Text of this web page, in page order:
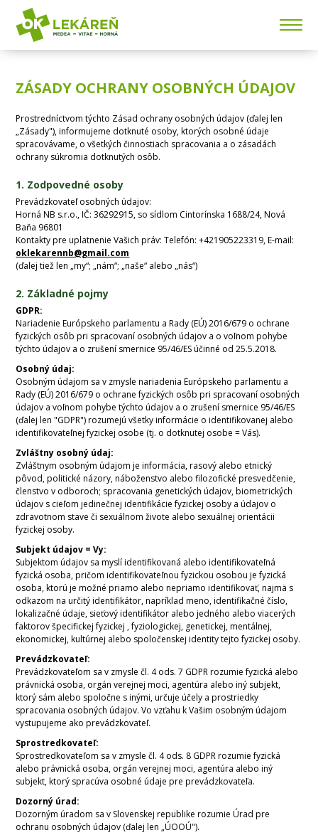
ZÁSADY OCHRANY OSOBNÝCH ÚDAJOV
Prostredníctvom týchto Zásad ochrany osobných údajov (ďalej len
„Zásady"), informujeme dotknuté osoby, ktorých osobné údaje
spracovávame, o všetkých činnostiach spracovania a o zásadách
ochrany súkromia dotknutých osôb.
1. Zodpovedné osoby
Prevádzkovateľ osobných údajov:
Horná NB s.r.o., IČ: 36292915, so sídlom Cintorínska 1688/24, Nová
Baňa 96801
Kontakty pre uplatnenie Vašich práv: Telefón: +421905223319, E-mail:
oklekarennb@gmail.com
(ďalej tiež len „my“; „nám“; „naše“ alebo „nás“)
2. Základné pojmy
GDPR:
Nariadenie Európskeho parlamentu a Rady (EÚ) 2016/679 o ochrane
fyzických osôb pri spracovaní osobných údajov a o voľnom pohybe
týchto údajov a o zrušení smernice 95/46/ES účinné od 25.5.2018.
Osobný údaj:
Osobným údajom sa v zmysle nariadenia Európskeho parlamentu a
Rady (EÚ) 2016/679 o ochrane fyzických osôb pri spracovaní osobných
údajov a voľnom pohybe týchto údajov a o zrušení smernice 95/46/ES
(ďalej len "GDPR") rozumejú všetky informácie o identifikovanej alebo
identifikovateľnej fyzickej osobe (tj. o dotknutej osobe = Vás).
Zvláštny osobný údaj:
Zvláštnym osobným údajom je informácia, rasový alebo etnický
pôvod, politické názory, náboženstvo alebo filozofické presvedčenie,
členstvo v odboroch; spracovania genetických údajov, biometrických
údajov s cieľom jedinečnej identifikácie fyzickej osoby a údajov o
zdravotnom stave či sexuálnom živote alebo sexuálnej orientácii
fyzickej osoby.
Subjekt údajov = Vy:
Subjektom údajov sa myslí identifikovaná alebo identifikovateľná
fyzická osoba, pričom identifikovateľnou fyzickou osobou je fyzická
osoba, ktorú je možné priamo alebo nepriamo identifikovať, najmä s
odkazom na určitý identifikátor, napríklad meno, identifikačné číslo,
lokalizačné údaje, sieťový identifikátor alebo jedného alebo viacerých
faktorov špecifickej fyzickej , fyziologickej, genetickej, mentálnej,
ekonomickej, kultúrnej alebo spoločenskej identity tejto fyzickej osoby.
Prevádzkovateľ:
Prevádzkovateľom sa v zmysle čl. 4 ods. 7 GDPR rozumie fyzická alebo
právnická osoba, orgán verejnej moci, agentúra alebo iný subjekt,
ktorý sám alebo spoločne s inými, určuje účely a prostriedky
spracovania osobných údajov. Vo vzťahu k Vašim osobným údajom
vystupujeme ako prevádzkovateľ.
Sprostredkovateľ:
Sprostredkovateľom sa v zmysle čl. 4 ods. 8 GDPR rozumie fyzická
alebo právnická osoba, orgán verejnej moci, agentúra alebo iný
subjekt, ktorý spracúva osobné údaje pre prevádzkovateľa.
Dozorný úrad:
Dozorným úradom sa v Slovenskej republike rozumie Úrad pre
ochranu osobných údajov (ďalej len „ÚOOÚ").